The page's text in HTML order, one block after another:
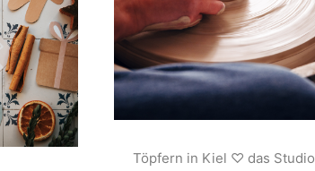
Töpfern in Kiel ♡ das Studio